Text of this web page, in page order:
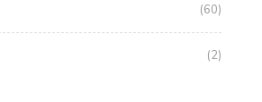
(60)
(2)